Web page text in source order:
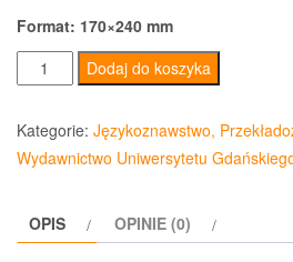
Format: 170×240 mm
ilość
Annäherungen
an
das
innere
Menschen
Dodaj do koszyka
Kategorie: Językoznawstwo,
Wydawnictwo Uniwersytetu
OPIS OPINIE (0)